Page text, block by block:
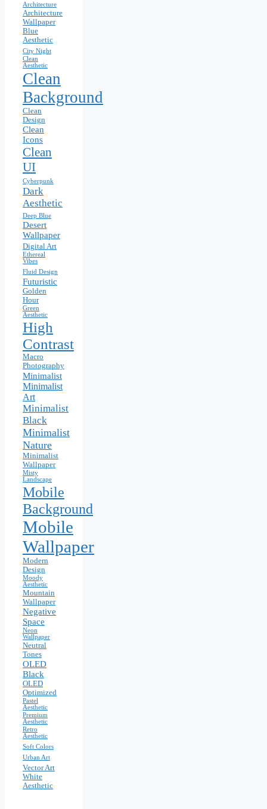
Architecture
Architecture
Wallpaper
Blue
Aesthetic
City Night
Clean
Aesthetic
Clean
Background
Clean
Design
Clean
Icons
Clean
UI
Cyberpunk
Dark
Aesthetic
Deep Blue
Desert
Wallpaper
Digital Art
Ethereal
Vibes
Fluid Design
Futuristic
Golden
Hour
Green
Aesthetic
High
Contrast
Macro
Photography
Minimalist
Minimalist
Art
Minimalist
Black
Minimalist
Nature
Minimalist
Wallpaper
Misty
Landscape
Mobile
Background
Mobile
Wallpaper
Modern
Design
Moody
Aesthetic
Mountain
Wallpaper
Negative
Space
Neon
Wallpaper
Neutral
Tones
OLED
Black
OLED
Optimized
Pastel
Aesthetic
Premium
Aesthetic
Retro
Aesthetic
Soft Colors
Urban Art
Vector Art
White
Aesthetic